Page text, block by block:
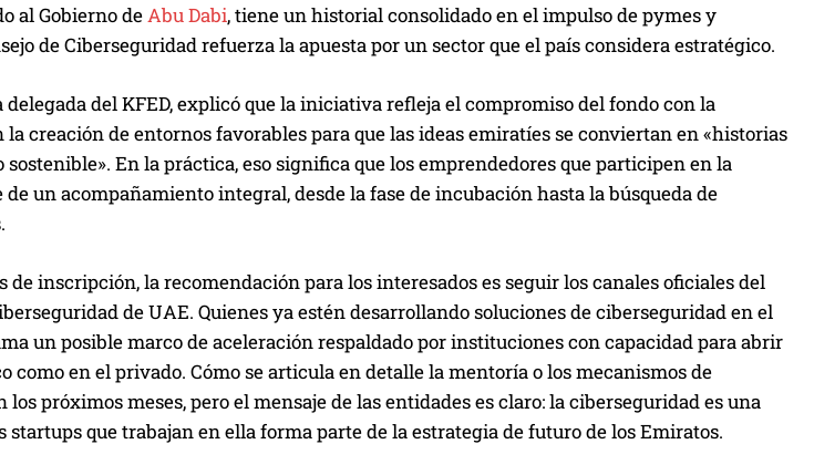
al Gobierno deAbu Dabi, tiene un historial consolidado en el impulso de pymes y
de Ciberseguridad refuerza la apuesta por un sector que el país considera estratégico.
del KFED, explicó que la iniciativa refleja el compromiso del fondo con la
creación de entornos favorables para que las ideas emiratíes se conviertan en «historias
En la práctica, eso significa que los emprendedores que participen en la
un acompañamiento integral, desde la fase de incubación hasta la búsqueda de
de inscripción, la recomendación para los interesados es seguir los canales oficiales del
de UAE. Quienes ya estén desarrollando soluciones de ciberseguridad en el
un posible marco de aceleración respaldado por instituciones con capacidad para abrir
como en el privado. Cómo se articula en detalle la mentoría o los mecanismos de
próximos meses, pero el mensaje de las entidades es claro: la ciberseguridad es una
que trabajan en ella forma parte de la estrategia de futuro de los Emiratos.